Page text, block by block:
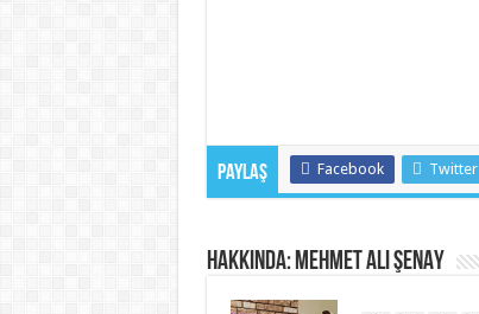
Paylaş Facebook Twitter
Hakkında: Mehmet Ali ŞENAY